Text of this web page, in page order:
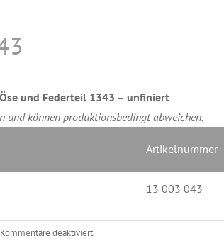
und Federteil 1343 – unfiniert
und können produktionsbedingt abweichen.
Artikelnummer
13 003 043
Kommentare deaktiviertfür